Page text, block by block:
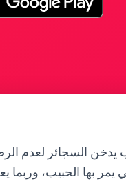
السجائر لعدم
يمر بها الحبيب،